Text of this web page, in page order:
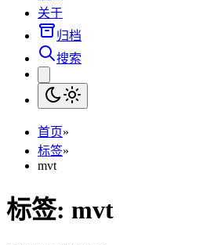
关于
归档
搜索
首页»
标签»
mvt
标签: mvt